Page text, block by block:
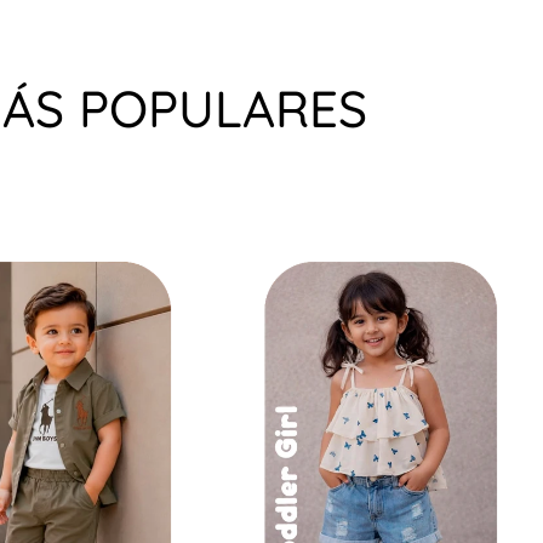
POPULARES